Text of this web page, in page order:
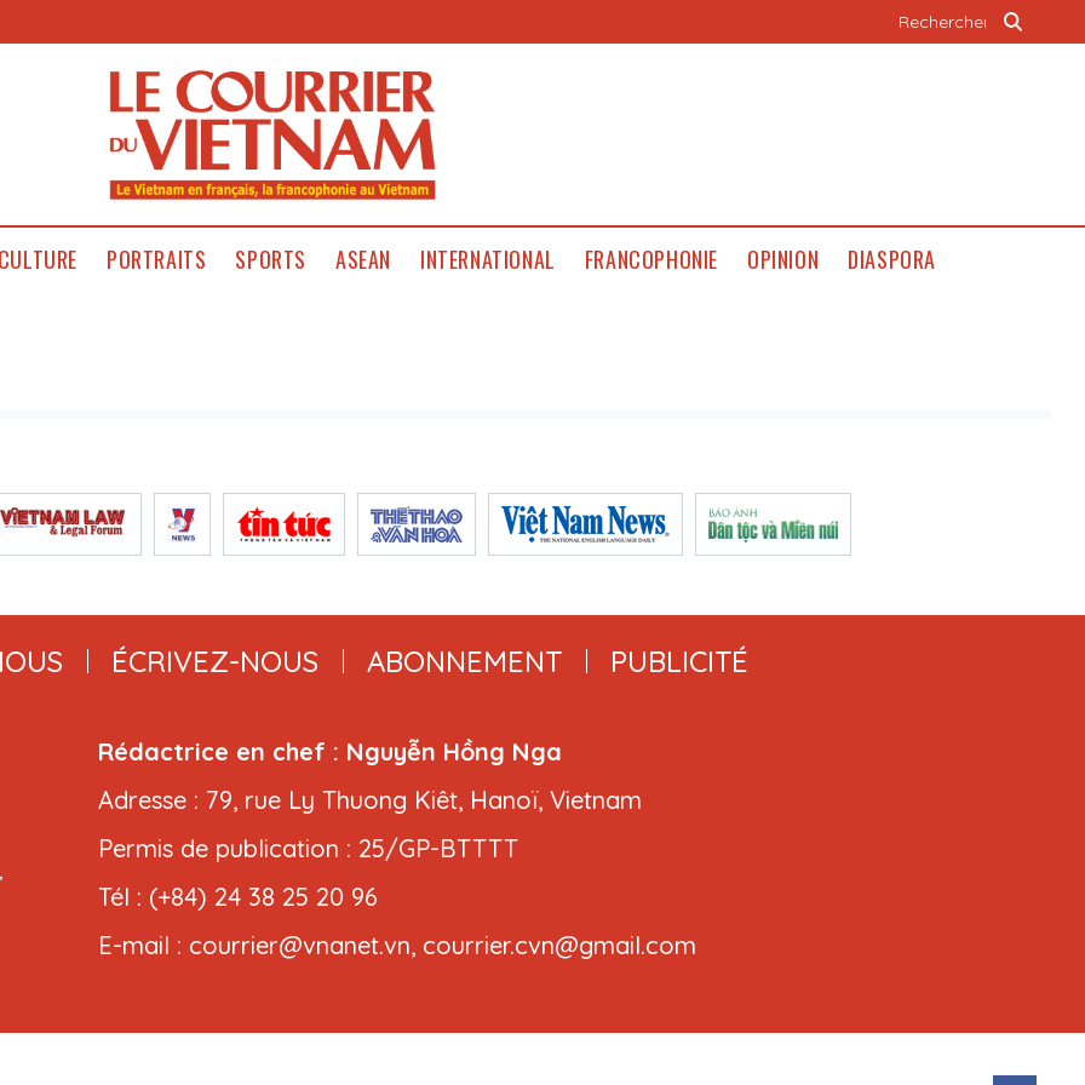
PORTRAITS SPORTS ASEAN INTERNATIONAL FRANCOPHONIE OPINION DIASPORA
ÉCRIVEZ-NOUS ABONNEMENT PUBLICITÉ
Rédactrice en chef : Nguyễn Hồng Nga
Adresse : 79, rue Ly Thuong Kiêt, Hanoï, Vietnam
Permis de publication : 25/GP-BTTTT
Tél : (+84) 24 38 25 20 96
E-mail : courrier@vnanet.vn, courrier.cvn@gmail.com